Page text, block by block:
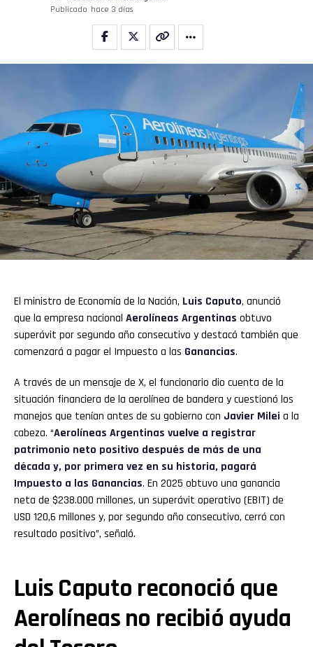
Publicado hace 3 días
El ministro de Economía de la Nación, Luis Caputo, anunció
que la empresa nacional Aerolíneas Argentinas obtuvo
superávit por segundo año consecutivo y destacó también que
comenzará a pagar el Impuesto a las Ganancias.
A través de un mensaje de X, el funcionario dio cuenta de la
situación financiera de la aerolínea de bandera y cuestionó los
manejos que tenían antes de su gobierno con Javier Milei a la
cabeza. “Aerolíneas Argentinas vuelve a registrar
patrimonio neto positivo después de más de una
década y, por primera vez en su historia, pagará
Impuesto a las Ganancias. En 2025 obtuvo una ganancia
neta de $238.000 millones, un superávit operativo (EBIT) de
USD 120,6 millones y, por segundo año consecutivo, cerró con
resultado positivo”, señaló.
Luis Caputo reconoció que
Aerolíneas no recibió ayuda